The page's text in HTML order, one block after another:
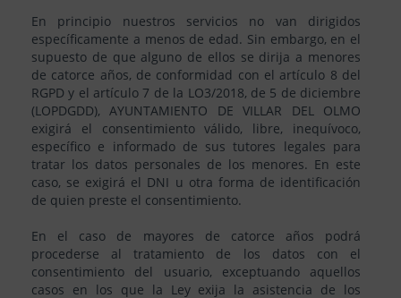
En principio nuestros servicios no van dirigidos
específicamente a menos de edad. Sin embargo, en el
supuesto de que alguno de ellos se dirija a menores
de catorce años, de conformidad con el artículo 8 del
RGPD y el artículo 7 de la LO3/2018, de 5 de diciembre
(LOPDGDD), AYUNTAMIENTO DE VILLAR DEL OLMO
exigirá el consentimiento válido, libre, inequívoco,
específico e informado de sus tutores legales para
tratar los datos personales de los menores. En este
caso, se exigirá el DNI u otra forma de identificación
de quien preste el consentimiento.
En el caso de mayores de catorce años podrá
procederse al tratamiento de los datos con el
consentimiento del usuario, exceptuando aquellos
casos en los que la Ley exija la asistencia de los